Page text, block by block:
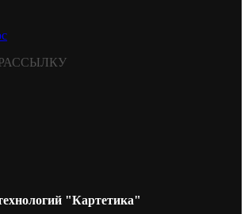
"Картетика"